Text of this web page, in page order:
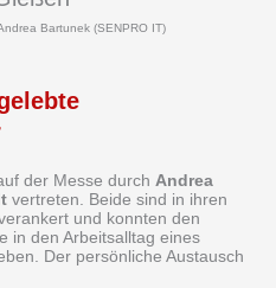
Bartunek (SENPRO IT)
der Messe durch Andrea
vertreten. Beide sind in ihren
und konnten den
in den Arbeitsalltag eines
Der persönliche Austausch